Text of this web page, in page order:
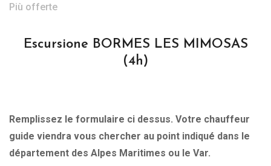
Più offerte
Escursione BORMES LES MIMOSAS
(4h)
Remplissez le formulaire ci dessus. Votre chauffeur
guide viendra vous chercher au point indiqué dans le
département des Alpes Maritimes ou le Var.